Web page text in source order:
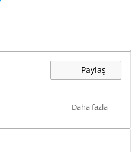
Paylaş
Daha fazla